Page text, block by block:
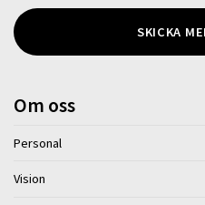
Om oss
Personal
Vision